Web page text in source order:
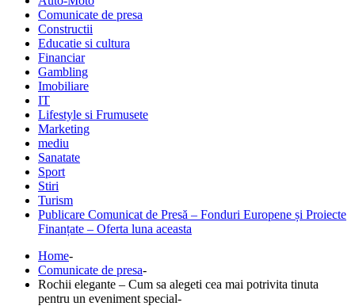
Comunicate de presa
Constructii
Educatie si cultura
Financiar
Gambling
Imobiliare
IT
Lifestyle si Frumusete
Marketing
mediu
Sanatate
Sport
Stiri
Turism
Publicare Comunicat de Presă – Fonduri Europene și Proiecte
Finanțate – Oferta luna aceasta
Home
Comunicate de presa
Rochii elegante – Cum sa alegeti cea mai potrivita tinuta
pentru un eveniment special